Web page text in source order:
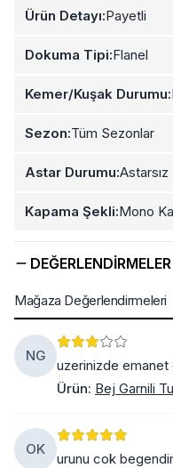
Ürün Detayı:Payetli
Dokuma Tipi:Flanel
Kemer/Kuşak Durumu:
Sezon:Tüm Sezonlar
Astar Durumu:Astarsız
Kapama Şekli:Mono
DEĞERLENDIRMELER
Mağaza Değerlendirmeleri
NG
uzerinizde emanet
Ürün: Bej Garnili
OK
urunu cok